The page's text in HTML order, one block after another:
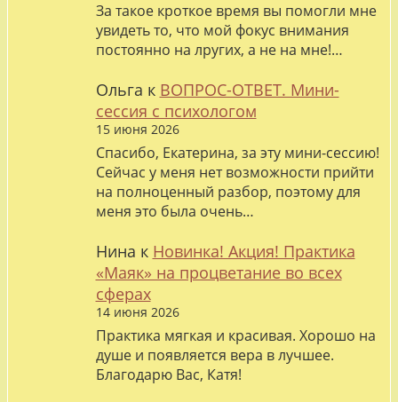
За такое кроткое время вы помогли мне
увидеть то, что мой фокус внимания
постоянно на лругих, а не на мне!…
Ольга к ВОПРОС-ОТВЕТ. Мини-
сессия с психологом
15 июня 2026
Спасибо, Екатерина, за эту мини-сессию!
Сейчас у меня нет возможности прийти
на полноценный разбор, поэтому для
меня это была очень…
Нина к Новинка! Акция! Практика
«Маяк» на процветание во всех
сферах
14 июня 2026
Практика мягкая и красивая. Хорошо на
душе и появляется вера в лучшее.
Благодарю Вас, Катя!